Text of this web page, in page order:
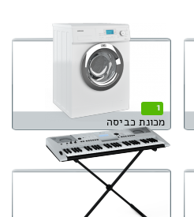
1
מכונת כביסה